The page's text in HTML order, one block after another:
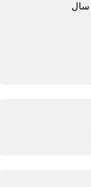
سال